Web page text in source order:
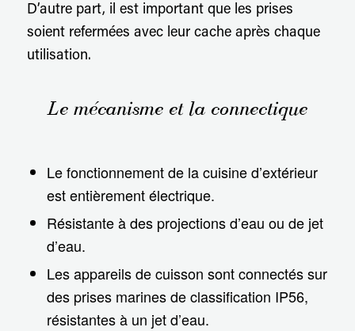
D’autre part, il est important que les prises
soient refermées avec leur cache après chaque
utilisation.
Le mécanisme et la connectique
Le fonctionnement de la cuisine d’extérieur
est entièrement électrique.
Résistante à des projections d’eau ou de jet
d’eau.
Les appareils de cuisson sont connectés sur
des prises marines de classification IP56,
résistantes à un jet d’eau.